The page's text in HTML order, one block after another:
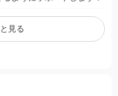
ンパスと１つの大学の運動
住む学生や伊勢原市に通う学
見る